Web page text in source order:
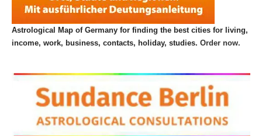
Astrological Map of Germany for finding the best cities for living,
income, work, business, contacts, holiday, studies. Order now.